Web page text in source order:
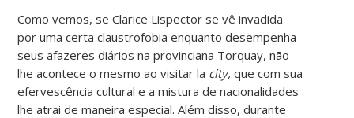
Como vemos, se Clarice Lispector se vê invadida
por uma certa claustrofobia enquanto desempenha
seus afazeres diários na provinciana Torquay, não
lhe acontece o mesmo ao visitar la city,que com sua
efervescência cultural e a mistura de nacionalidades
lhe atrai de maneira especial. Além disso, durante